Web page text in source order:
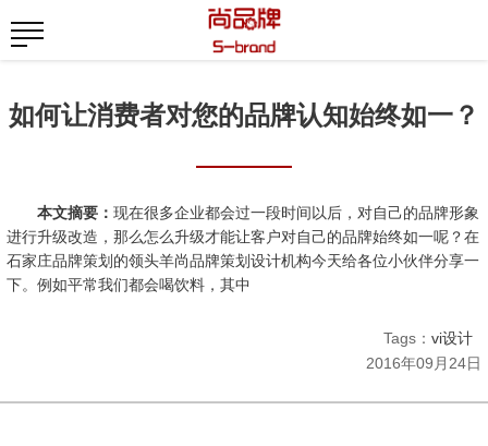
如何让消费者对您的品牌认知始终如一？
本文摘要： 现在很多企业都会过一段时间以后，对自己的品牌形象
进行升级改造，那么怎么升级才能让客户对自己的品牌始终如一呢？在
石家庄品牌策划的领头羊尚品牌策划设计机构今天给各位小伙伴分享一
下。例如平常我们都会喝饮料，其中
Tags： vi设计
2016年09月24日